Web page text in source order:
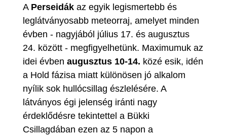
A Perseidák az egyik legismertebb és
leglátványosabb meteorraj, amelyet minden
évben - nagyjából július 17. és augusztus
24. között - megfigyelhetünk. Maximumuk az
idei évben augusztus 10-14. közé esik, idén
a Hold fázisa miatt különösen jó alkalom
nyílik sok hullócsillag észlelésére. A
látványos égi jelenség iránti nagy
érdeklődésre tekintettel a Bükki
Csillagdában ezen az 5 napon a